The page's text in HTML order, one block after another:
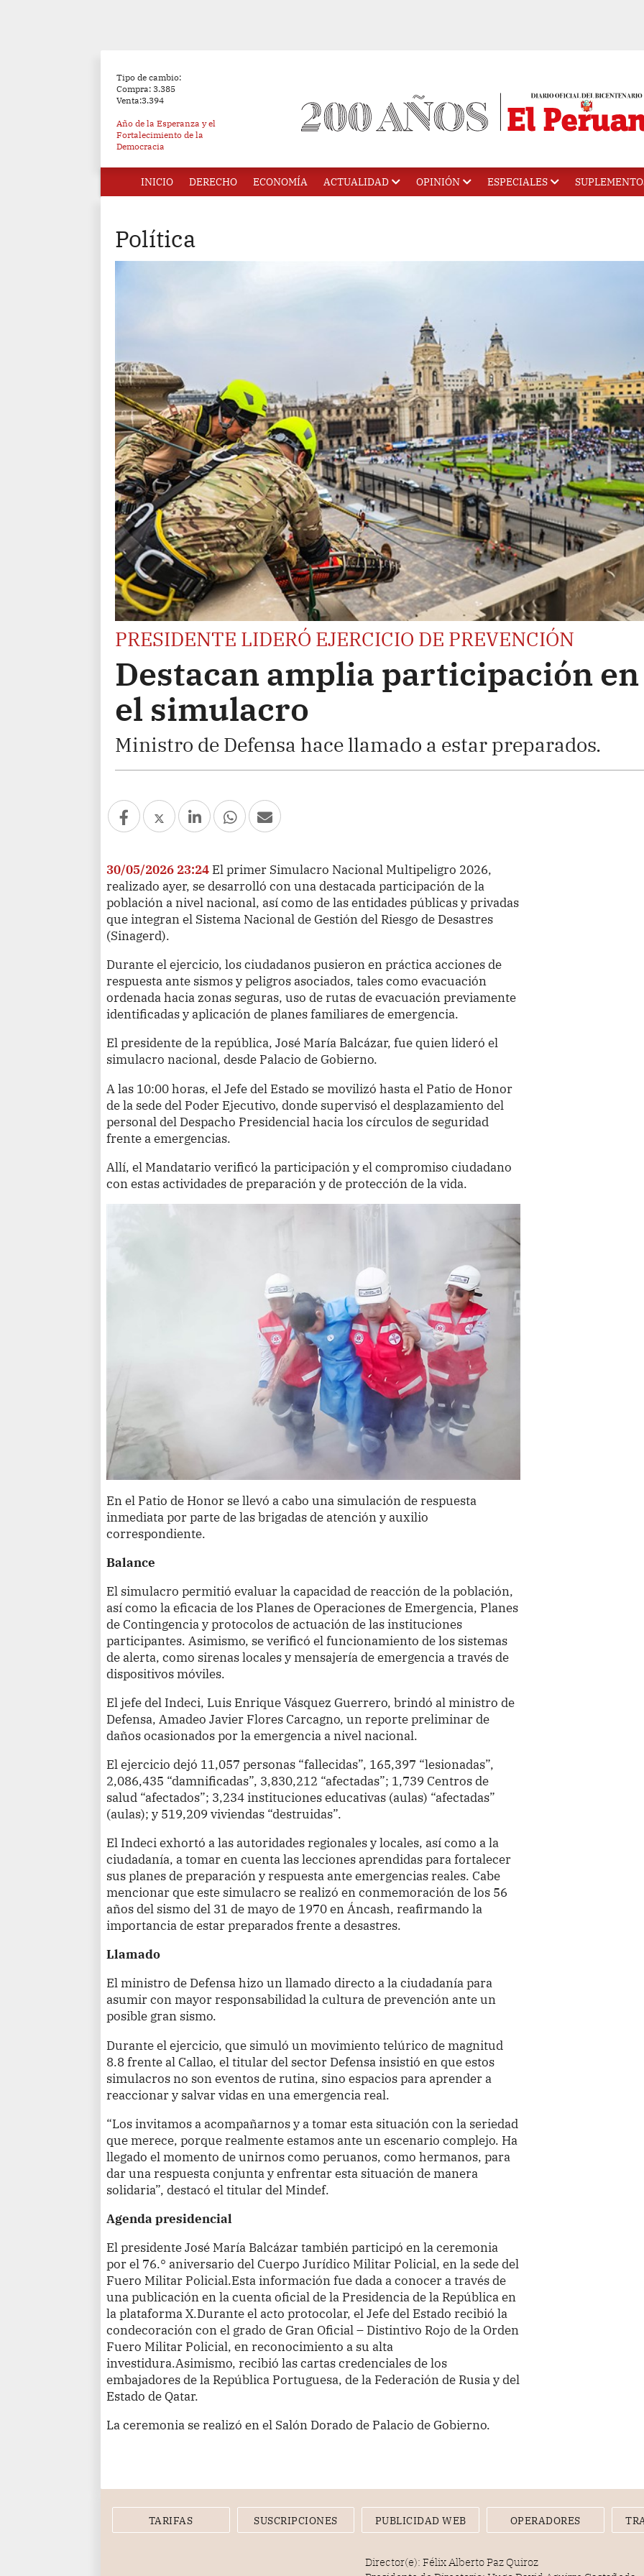
Tipo de cambio:
Compra: 3.385
Venta:3.394
Año de la Esperanza y el
Fortalecimiento de la
Democracia
INICIO DERECHO ECONOMÍA ACTUALIDAD OPINIÓN ESPECIALES
Política
PRESIDENTE LIDERÓ EJERCICIO DE PREVENCIÓN
Destacan amplia participación en
el simulacro
Ministro de Defensa hace llamado a estar preparados.
30/05/2026 23:24 El primer Simulacro Nacional Multipeligro 2026,
realizado ayer, se desarrolló con una destacada participación de la
población a nivel nacional, así como de las entidades públicas y privadas
que integran el Sistema Nacional de Gestión del Riesgo de Desastres
(Sinagerd).
Durante el ejercicio, los ciudadanos pusieron en práctica acciones de
respuesta ante sismos y peligros asociados, tales como evacuación
ordenada hacia zonas seguras, uso de rutas de evacuación previamente
identificadas y aplicación de planes familiares de emergencia.
El presidente de la república, José María Balcázar, fue quien lideró el
simulacro nacional, desde Palacio de Gobierno.
A las 10:00 horas, el Jefe del Estado se movilizó hasta el Patio de Honor
de la sede del Poder Ejecutivo, donde supervisó el desplazamiento del
personal del Despacho Presidencial hacia los círculos de seguridad
frente a emergencias.
Allí, el Mandatario verificó la participación y el compromiso ciudadano
con estas actividades de preparación y de protección de la vida.
En el Patio de Honor se llevó a cabo una simulación de respuesta
inmediata por parte de las brigadas de atención y auxilio
correspondiente.
Balance
El simulacro permitió evaluar la capacidad de reacción de la población,
así como la eficacia de los Planes de Operaciones de Emergencia, Planes
de Contingencia y protocolos de actuación de las instituciones
participantes. Asimismo, se verificó el funcionamiento de los sistemas
de alerta, como sirenas locales y mensajería de emergencia a través de
dispositivos móviles.
El jefe del Indeci, Luis Enrique Vásquez Guerrero, brindó al ministro de
Defensa, Amadeo Javier Flores Carcagno, un reporte preliminar de
daños ocasionados por la emergencia a nivel nacional.
El ejercicio dejó 11,057 personas “fallecidas”, 165,397 “lesionadas”,
2,086,435 “damnificadas”, 3,830,212 “afectadas”; 1,739 Centros de
salud “afectados”; 3,234 instituciones educativas (aulas) “afectadas”
(aulas); y 519,209 viviendas “destruidas”.
El Indeci exhortó a las autoridades regionales y locales, así como a la
ciudadanía, a tomar en cuenta las lecciones aprendidas para fortalecer
sus planes de preparación y respuesta ante emergencias reales. Cabe
mencionar que este simulacro se realizó en conmemoración de los 56
años del sismo del 31 de mayo de 1970 en Áncash, reafirmando la
importancia de estar preparados frente a desastres.
Llamado
El ministro de Defensa hizo un llamado directo a la ciudadanía para
asumir con mayor responsabilidad la cultura de prevención ante un
posible gran sismo.
Durante el ejercicio, que simuló un movimiento telúrico de magnitud
8.8 frente al Callao, el titular del sector Defensa insistió en que estos
simulacros no son eventos de rutina, sino espacios para aprender a
reaccionar y salvar vidas en una emergencia real.
“Los invitamos a acompañarnos y a tomar esta situación con la seriedad
que merece, porque realmente estamos ante un escenario complejo. Ha
llegado el momento de unirnos como peruanos, como hermanos, para
dar una respuesta conjunta y enfrentar esta situación de manera
solidaria”, destacó el titular del Mindef.
Agenda presidencial
El presidente José María Balcázar también participó en la ceremonia
por el 76.° aniversario del Cuerpo Jurídico Militar Policial, en la sede del
Fuero Militar Policial.Esta información fue dada a conocer a través de
una publicación en la cuenta oficial de la Presidencia de la República en
la plataforma X.Durante el acto protocolar, el Jefe del Estado recibió la
condecoración con el grado de Gran Oficial – Distintivo Rojo de la Orden
Fuero Militar Policial, en reconocimiento a su alta
investidura.Asimismo, recibió las cartas credenciales de los
embajadores de la República Portuguesa, de la Federación de Rusia y del
Estado de Qatar.
La ceremonia se realizó en el Salón Dorado de Palacio de Gobierno.
TARIFAS SUSCRIPCIONES PUBLICIDAD WEB OPERADORES
Director(e): Félix Alberto Paz Quiroz